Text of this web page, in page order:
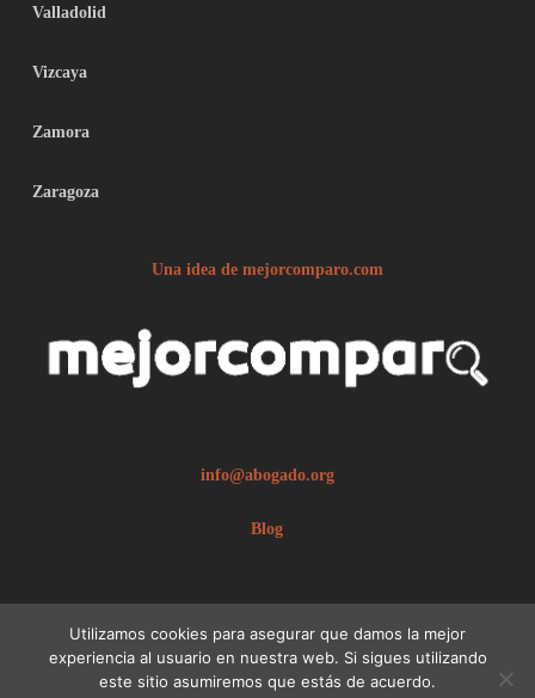
Valladolid
Vizcaya
Zamora
Zaragoza
Una idea de mejorcomparo.com
info@abogado.org
Blog
© 2026 abogado.org.Aviso legal
Utilizamos cookies para asegurar que damos la mejor
experiencia al usuario en nuestra web. Si sigues utilizando
este sitio asumiremos que estás de acuerdo.